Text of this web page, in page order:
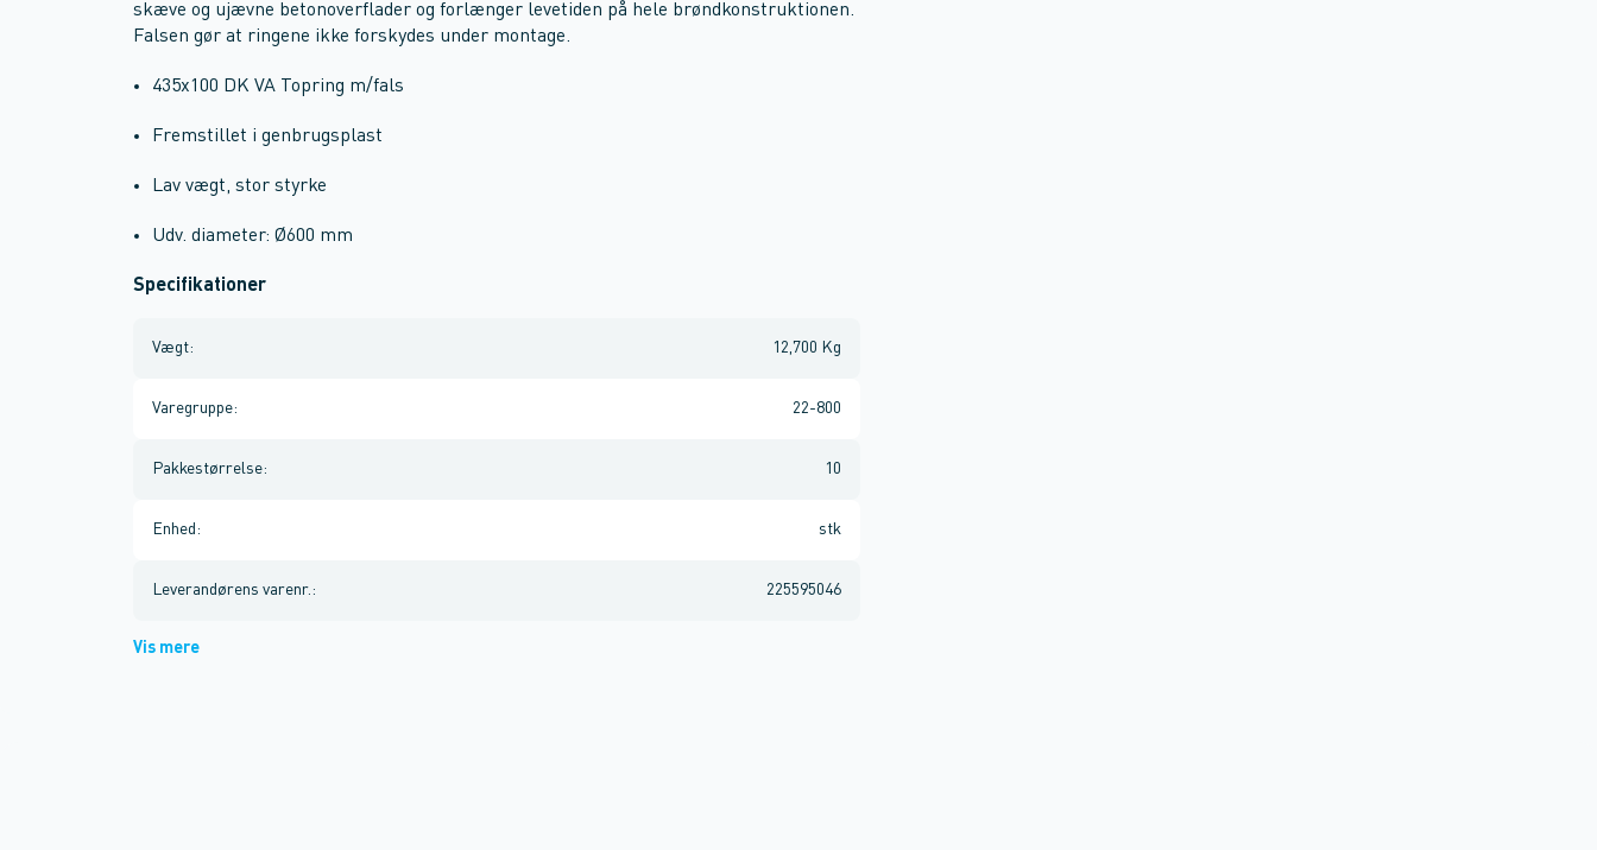
skæve og ujævne betonoverflader og forlænger levetiden på hele brøndkonstruktionen.
Falsen gør at ringene ikke forskydes under montage.
435x100 DK VA Topring m/fals
Fremstillet i genbrugsplast
Lav vægt, stor styrke
Udv. diameter: Ø600 mm
Specifikationer
Vægt: 12,700 Kg
Varegruppe: 22-800
Pakkestørrelse: 10
Enhed : stk
Leverandørens varenr. : 225595046
Vis mere